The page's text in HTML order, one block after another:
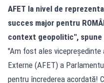
AFET la nivel de
succes major pentru
context geopolitic", spune
"Am fost ales vicepreședinte
Externe (AFET) a
pentru încrederea acordată!